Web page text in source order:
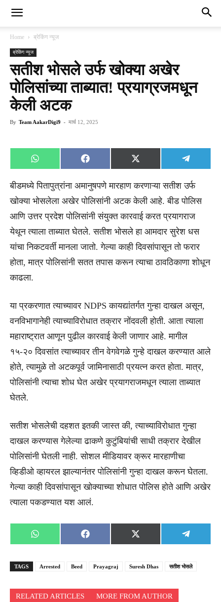
Home ब्रेकिंग न्यूज
ब्रेकिंग न्यूज
सतीश भोसले उर्फ खोक्या अखेर
पोलिसांच्या ताब्यात! प्रयाग्रजमधून
केली अटक
By Team AakarDigi9 - मार्च 12, 2025
Share
on
WhatsApp
Share
on
Facebook
Share
on
X
(Twitter)
Share
on
बीडमध्ये पितापुत्रांना अमानुषपणे मारहाण करणाऱ्या सतीश उर्फ
खोक्या भोसलेला अखेर पोलिसांनी अटक केली आहे. बीड पोलिस
आणि उत्तर प्रदेश पोलिसांनी संयुक्त कारवाई करत प्रयागराज
येथून त्याला ताब्यात घेतले. सतीश भोसले हा आमदार सुरेश धस
यांचा निकटवर्ती मानला जातो. गेल्या काही दिवसांपासून तो फरार
होता, मात्र पोलिसांनी सतत तपास करून त्याचा ठावठिकाणा शोधून
काढला.
या प्रकरणात त्याच्यावर NDPS कायद्यांतर्गत गुन्हा दाखल असून,
वनविभागानेही त्याच्याविरोधात तक्रार नोंदवली होती. आता त्याला
महाराष्ट्रात आणून पुढील कारवाई केली जाणार आहे. मागील
१५-२० दिवसांत त्याच्यावर तीन वेगवेगळे गुन्हे दाखल करण्यात आले
होते, त्यामुळे तो अटकपूर्व जामिनासाठी प्रयत्न करत होता. मात्र,
पोलिसांनी त्याचा शोध घेत अखेर प्रयागराजमधून त्याला ताब्यात
घेतले.
सतीश भोसलेची दहशत इतकी जास्त की, त्याच्याविरोधात गुन्हा
दाखल करण्यास गेलेल्या ढाकणे कुटुंबियांची साधी तक्रार देखील
पोलिसांनी घेतली नाही. सोशल मीडियावर क्रूर मारहाणीचा
व्हिडीओ व्हायरल झाल्यानंतर पोलिसांनी गुन्हा दाखल करून घेतला.
गेल्या काही दिवसांपासून खोक्याच्या शोधात पोलिस होते आणि अखेर
त्याला पकडण्यात यश आलं.
Share
on
WhatsApp
Share
on
Facebook
Share
on
X
(Twitter)
Share
on
TAGS Arrested Beed Prayagraj Suresh Dhas सतीश भोसले
RELATED ARTICLES MORE FROM AUTHOR